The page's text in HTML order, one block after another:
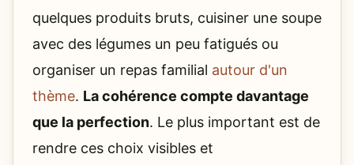
quelques produits bruts, cuisiner une soupe
avec des légumes un peu fatigués ou
organiser un repas familial autour d'un
thème. La cohérence compte davantage
que la perfection. Le plus important est de
rendre ces choix visibles et